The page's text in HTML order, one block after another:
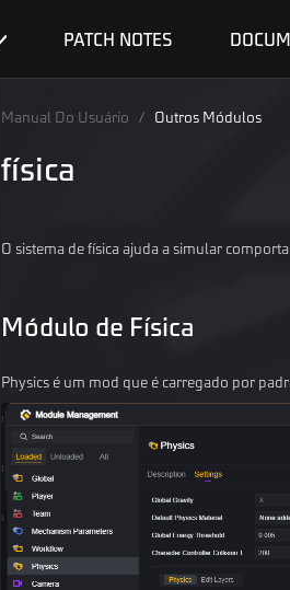
PATCH NOTES
Manual Do Usuário / Outros Módulos
física
O sistema de física ajuda a simular
Módulo de Física
Physics é um mod que é carregado por